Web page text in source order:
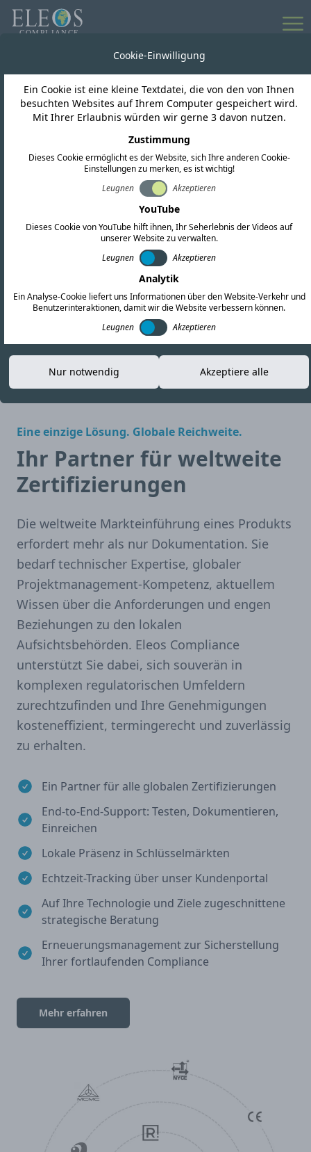
Weltweiter
Marktzugang für
drahtlose Produkte
Ein hochqualifiziertes Team aus Experten für
regulatorische Angelegenheiten und
Ingenieuren unterstützt Sie in jeder Phase
Ihres Compliance-Prozesses.
Erfahren Sie mehr über uns
Angebot anfordern
Broschüre herunterladen
Eine einzige Lösung. Globale Reichweite.
Ihr Partner für weltweite
Zertifizierungen
Die weltweite Markteinführung eines Produkts
erfordert mehr als nur Dokumentation. Sie
bedarf technischer Expertise, globaler
Projektmanagement-Kompetenz, aktuellem
Wissen über die Anforderungen und engen
Beziehungen zu den lokalen
Aufsichtsbehörden. Eleos Compliance
unterstützt Sie dabei, sich souverän in
komplexen regulatorischen Umfeldern
zurechtzufinden und Ihre Genehmigungen
kosteneffizient, termingerecht und zuverlässig
zu erhalten.
Ein Partner für alle globalen Zertifizierungen
End-to-End-Support: Testen, Dokumentieren,
Einreichen
Lokale Präsenz in Schlüsselmärkten
Echtzeit-Tracking über unser Kundenportal
Auf Ihre Technologie und Ziele zugeschnittene
strategische Beratung
Erneuerungsmanagement zur Sicherstellung
Ihrer fortlaufenden Compliance
Mehr erfahren
Cookie-Einwilligung
Ein Cookie ist eine kleine Textdatei, die von den von Ihnen
besuchten Websites auf Ihrem Computer gespeichert wird.
Mit Ihrer Erlaubnis würden wir gerne 3 davon nutzen.
Zustimmung
Dieses Cookie ermöglicht es der Website, sich Ihre anderen Cookie-
Einstellungen zu merken, es ist wichtig!
Leugnen
Akzeptieren
YouTube
Dieses Cookie von YouTube hilft ihnen, Ihr Seherlebnis der Videos auf
unserer Website zu verwalten.
Leugnen
Akzeptieren
Analytik
Ein Analyse-Cookie liefert uns Informationen über den Website-Verkehr und
Benutzerinteraktionen, damit wir die Website verbessern können.
Leugnen
Akzeptieren
Nur notwendig Akzeptiere alle